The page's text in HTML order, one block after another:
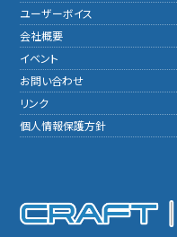
ユーザーボイス
会社概要
イベント
お問い合わせ
リンク
個人情報保護方針